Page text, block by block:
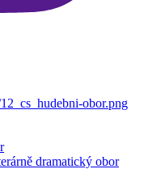
dramatický obor